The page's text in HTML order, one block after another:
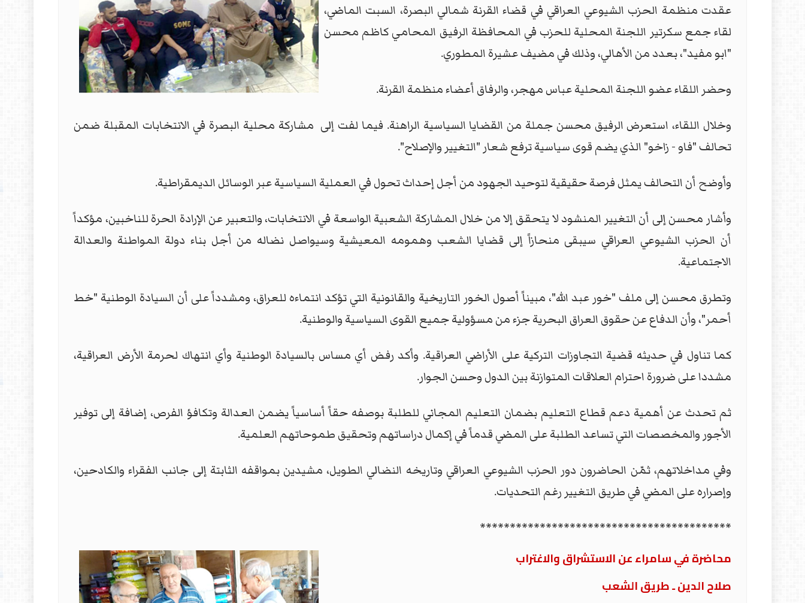
عقدت منظمة الحزب الشيوعي العراقي في قضاء القرنة شمالي البصرة، السبت الماضي،
لقاء جمع سكرتير اللجنة المحلية للحزب في المحافظة الرفيق المحامي كاظم محسن
"ابو مفيد"، بعدد من الأهالي، وذلك في مضيف عشيرة المطوري.
وحضر اللقاء عضو اللجنة المحلية عباس مهجر، والرفاق أعضاء منظمة القرنة.
وخلال اللقاء، استعرض الرفيق محسن جملة من القضايا السياسية الراهنة. فيما لفت إلى مشاركة محلية البصرة في الانتخابات المقبلة ضمن
تحالف "فاو - زاخو" الذي يضم قوى سياسية ترفع شعار "التغيير والإصلاح".
وأوضح أن التحالف يمثل فرصة حقيقية لتوحيد الجهود من أجل إحداث تحول في العملية السياسية عبر الوسائل الديمقراطية.
وأشار محسن إلى أن التغيير المنشود لا يتحقق إلا من خلال المشاركة الشعبية الواسعة في الانتخابات، والتعبير عن الإرادة الحرة للناخبين، مؤكداً
أن الحزب الشيوعي العراقي سيبقى منحازاً إلى قضايا الشعب وهمومه المعيشية وسيواصل نضاله من أجل بناء دولة المواطنة والعدالة
الاجتماعية.
وتطرق محسن إلى ملف "خور عبد الله"، مبيناً أصول الخور التاريخية والقانونية التي تؤكد انتماءه للعراق، ومشدداً على أن السيادة الوطنية "خط
أحمر"، وأن الدفاع عن حقوق العراق البحرية جزء من مسؤولية جميع القوى السياسية والوطنية.
كما تناول في حديثه قضية التجاوزات التركية على الأراضي العراقية. وأكد رفض أي مساس بالسيادة الوطنية وأي انتهاك لحرمة الأرض العراقية،
مشددا على ضرورة احترام العلاقات المتوازنة بين الدول وحسن الجوار.
ثم تحدث عن أهمية دعم قطاع التعليم بضمان التعليم المجاني للطلبة بوصفه حقاً أساسياً يضمن العدالة وتكافؤ الفرص، إضافة إلى توفير
الأجور والمخصصات التي تساعد الطلبة على المضي قدماً في إكمال دراساتهم وتحقيق طموحاتهم العلمية.
وفي مداخلاتهم، ثمّن الحاضرون دور الحزب الشيوعي العراقي وتاريخه النضالي الطويل، مشيدين بمواقفه الثابتة إلى جانب الفقراء والكادحين،
وإصراره على المضي في طريق التغيير رغم التحديات.
******************************************
محاضرة في سامراء عن الاستشراق والاغتراب
صلاح الدين ـ طريق الشعب